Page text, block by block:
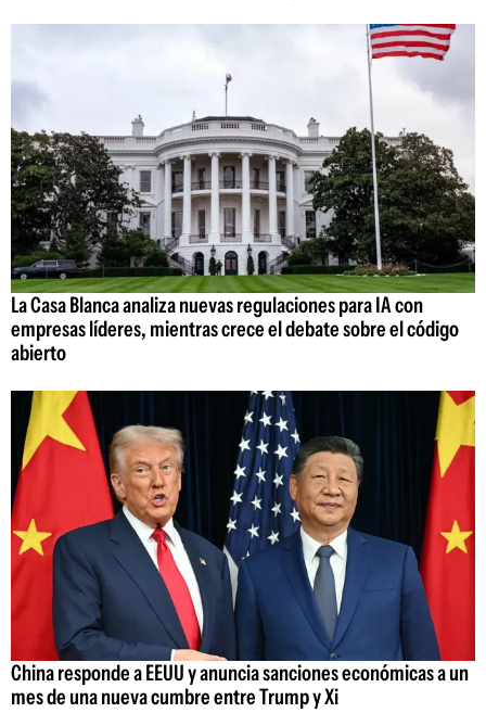
La Casa Blanca analiza nuevas regulaciones para IA con
empresas líderes, mientras crece el debate sobre el código
abierto
China responde a EEUU y anuncia sanciones económicas a un
mes de una nueva cumbre entre Trump y Xi